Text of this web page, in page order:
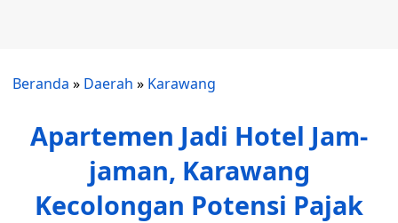
Beranda » Daerah » Karawang
Apartemen Jadi Hotel Jam-
jaman, Karawang
Kecolongan Potensi Pajak